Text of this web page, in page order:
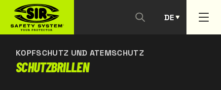
DE
PT
KOPFSCHUTZ UND ATEMSCHUTZ
SCHUTZBRILLEN
KONTAKTIEREN SIE UNS